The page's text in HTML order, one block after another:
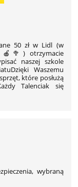
50 zł w Lidl (w
🍎🥦) otrzymacie
naszej szkole
Waszemu
które posłużą
Talenciak się
wybraną